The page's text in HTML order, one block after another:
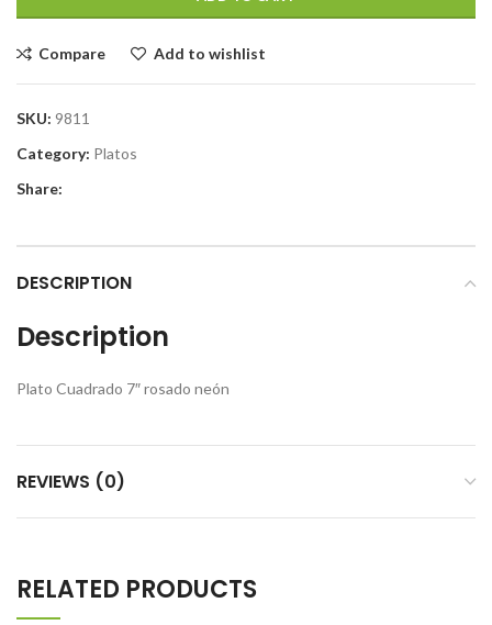
Compare Add to wishlist
SKU: 9811
Category: Platos
Share:
DESCRIPTION
Description
Plato Cuadrado 7″ rosado neón
REVIEWS (0)
RELATED PRODUCTS